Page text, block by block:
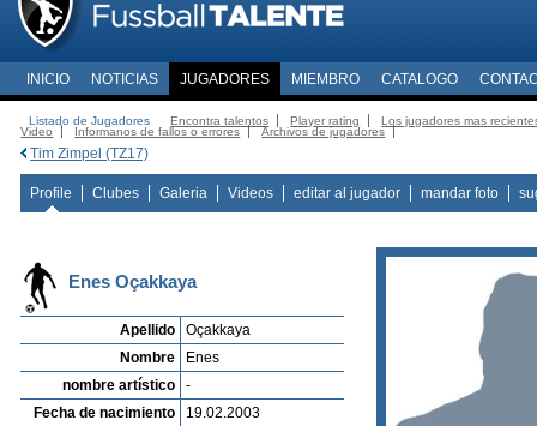
INICIO NOTICIAS JUGADORES MIEMBRO CATALOGO
Listado de Jugadores Encontra talentos Player rating
Los jugadores mas
Video
Informanos de fallos o errores Archivos de jugadores
Tim Zimpel (TZ17)
Profile Clubes Galeria Videos editar al jugador mandar foto
Enes Oçakkaya
Apellido
Oçakkaya
Nombre
Enes
nombre artístico
-
Fecha de nacimiento
19.02.2003